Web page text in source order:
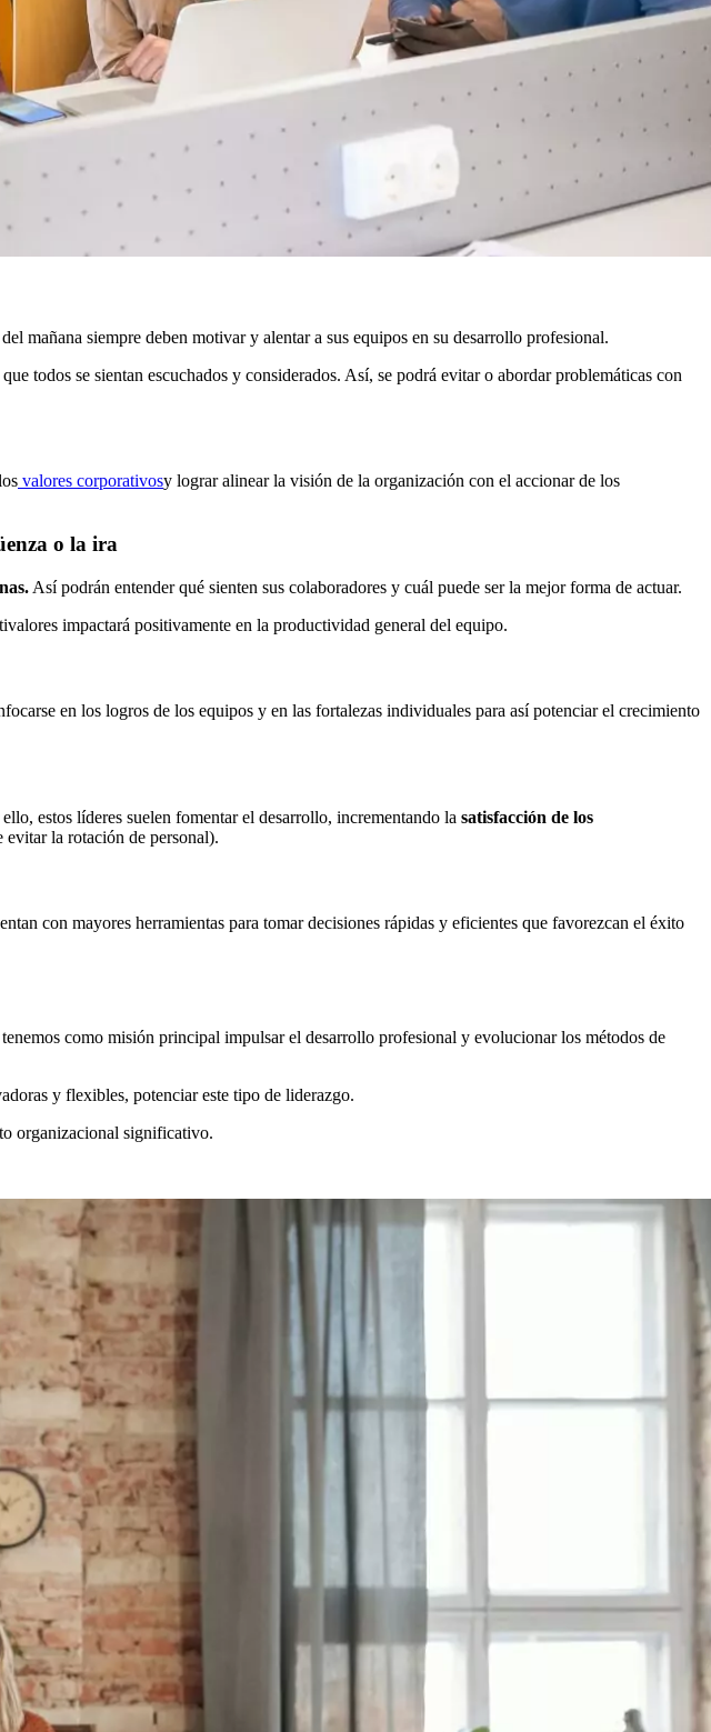
mañana siempre deben motivar y alentar a sus equipos en su desarrollo profesional.
todos se sientan escuchados y considerados. Así, se podrá evitar o abordar problemáticas con
valores corporativosy lograr alinear la visión de la organización con el accionar de los
o la ira
Así podrán entender qué sienten sus colaboradores y cuál puede ser la mejor forma de actuar.
impactará positivamente en la productividad general del equipo.
en los logros de los equipos y en las fortalezas individuales para así potenciar el crecimiento
estos líderes suelen fomentar el desarrollo, incrementando la satisfacción de los
evitar la rotación de personal).
con mayores herramientas para tomar decisiones rápidas y eficientes que favorezcan el éxito
tenemos como misión principal impulsar el desarrollo profesional y evolucionar los métodos de
y flexibles, potenciar este tipo de liderazgo.
organizacional significativo.